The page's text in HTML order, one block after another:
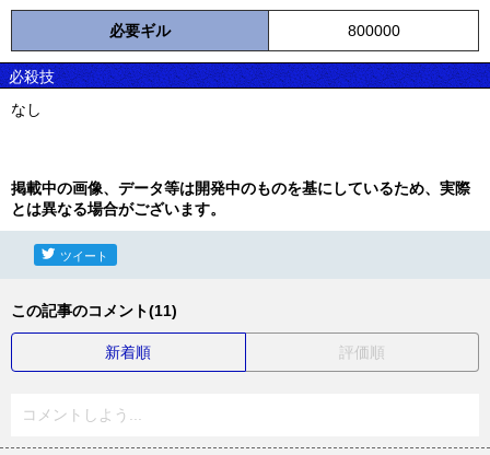
必要ギル 800000
必殺技
なし
掲載中の画像、データ等は開発中のものを基にしているため、実際
とは異なる場合がございます。
ツイート
この記事のコメント(11)
新着順 評価順
コメントしよう...